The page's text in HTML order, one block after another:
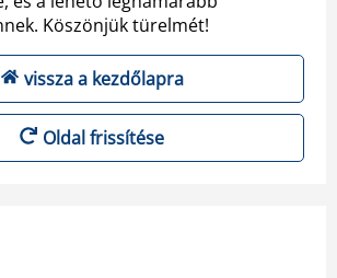
Köszönjük türelmét!
vissza a kezdőlapra
Oldal frissítése